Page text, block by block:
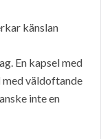
känslan
En kapsel med
med väldoftande
inte en